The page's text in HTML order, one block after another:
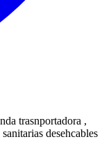
trasnportadora ,
desehcables